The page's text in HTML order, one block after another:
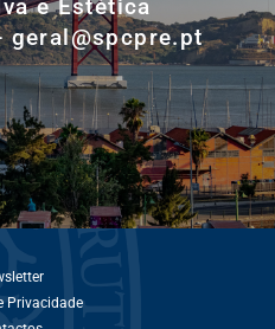
e Estética
geral@spcpre.pt
Privacidade